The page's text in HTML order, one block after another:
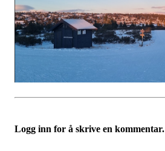
Logg inn for å skrive en kommentar.